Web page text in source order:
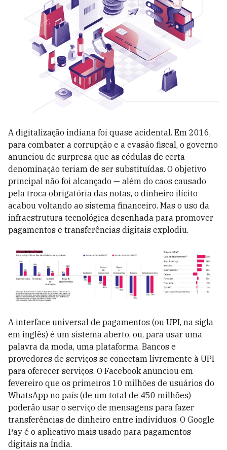
A digitalização indiana foi quase acidental. Em 2016,
para combater a corrupção e a evasão fiscal, o governo
anunciou de surpresa que as cédulas de certa
denominação teriam de ser substituídas. O objetivo
principal não foi alcançado — além do caos causado
pela troca obrigatória das notas, o dinheiro ilícito
acabou voltando ao sistema financeiro. Mas o uso da
infraestrutura tecnológica desenhada para promover
pagamentos e transferências digitais explodiu.
A interface universal de pagamentos (ou UPI, na sigla
em inglês) é um sistema aberto, ou, para usar uma
palavra da moda, uma plataforma. Bancos e
provedores de serviços se conectam livremente à UPI
para oferecer serviços. O Facebook anunciou em
fevereiro que os primeiros 10 milhões de usuários do
WhatsApp no país (de um total de 450 milhões)
poderão usar o serviço de mensagens para fazer
transferências de dinheiro entre indivíduos. O Google
Pay é o aplicativo mais usado para pagamentos
digitais na Índia.